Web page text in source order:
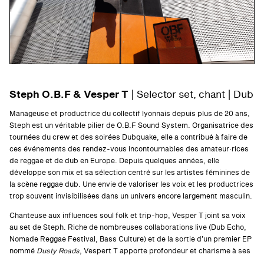
Steph O.B.F& Vesper T | Selector set, chant | Dub
Manageuse et productrice du collectif lyonnais depuis plus de 20 ans,
Steph est un véritable pilier de O.B.F Sound System. Organisatrice des
tournées du crew et des soirées Dubquake, elle a contribué à faire de
ces événements des rendez-vous incontournables des amateur·rices
de reggae et de dub en Europe. Depuis quelques années, elle
développe son mix et sa sélection centré sur les artistes féminines de
la scène reggae dub. Une envie de valoriser les voix et les productrices
trop souvent invisibilisées dans un univers encore largement masculin.
Chanteuse aux influences soul folk et trip-hop, Vesper T joint sa voix
au set de Steph. Riche de nombreuses collaborations live (Dub Echo,
Nomade Reggae Festival, Bass Culture) et de la sortie d’un premier EP
nommé Dusty Roads, Vespert T apporte profondeur et charisme à ses